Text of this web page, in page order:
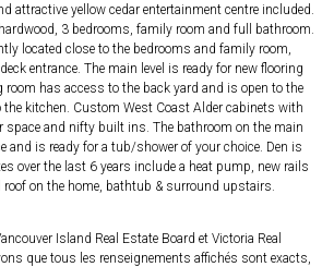
attractive yellow cedar entertainment centre included.
3 bedrooms, family room and full bathroom.
located close to the bedrooms and family room,
entrance. The main level is ready for new flooring
room has access to the back yard and is open to the
the kitchen. Custom West Coast Alder cabinets with
space and nifty built ins. The bathroom on the main
and is ready for a tub/shower of your choice. Den is
over the last 6 years include a heat pump, new rails
roof on the home, bathtub & surround upstairs.
Island Real Estate Board et Victoria Real
que tous les renseignements affichés sont exacts,